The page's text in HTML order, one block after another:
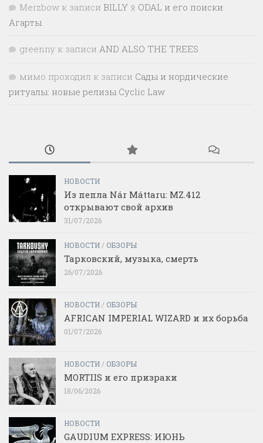
Merzbow к записи BILLY ᛟ ODAL и его поиски
Агарты
greenny к записи AND ALSO THE TREES
мимо проходил к записи Сады и нордические
ритуалы: новые релизы Cyclic Law
НОВОСТИ
Из пепла Nár Máttaru: MZ.412
открывают свой архив
31/07/2026
НОВОСТИ / ОБЗОРЫ
Тарковский, музыка, смерть
26/07/2026
НОВОСТИ / ОБЗОРЫ
AFRICAN IMPERIAL WIZARD и их борьба
01/07/2026
НОВОСТИ / ОБЗОРЫ
MORTIIS и его призраки
18/06/2026
НОВОСТИ
GAUDIUM EXPRESS: ИЮНЬ